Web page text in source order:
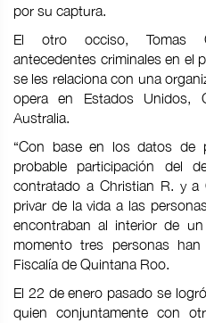
por su captura.
El otro occiso, Tomas
antecedentes criminales en el
se les relaciona con una
opera en Estados Unidos,
Australia.
“Con base en los datos de
probable participación del
contratado a Christian R. y
privar de la vida a las
encontraban al interior de
momento tres personas
Fiscalía de Quintana Roo.
El 22 de enero pasado se
quien conjuntamente con